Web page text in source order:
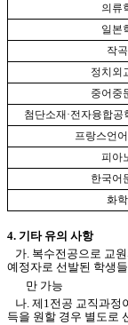
의류
일본
작
정치외
중어중
첨단소재·전자융합
프랑스언
피아
한국어
화
4. 기타 유의 사항
가. 복수전공으로 교
예정자로 선발된 학생
만 가능
나. 제1전공 교직과정
득을 원할 경우 별도로